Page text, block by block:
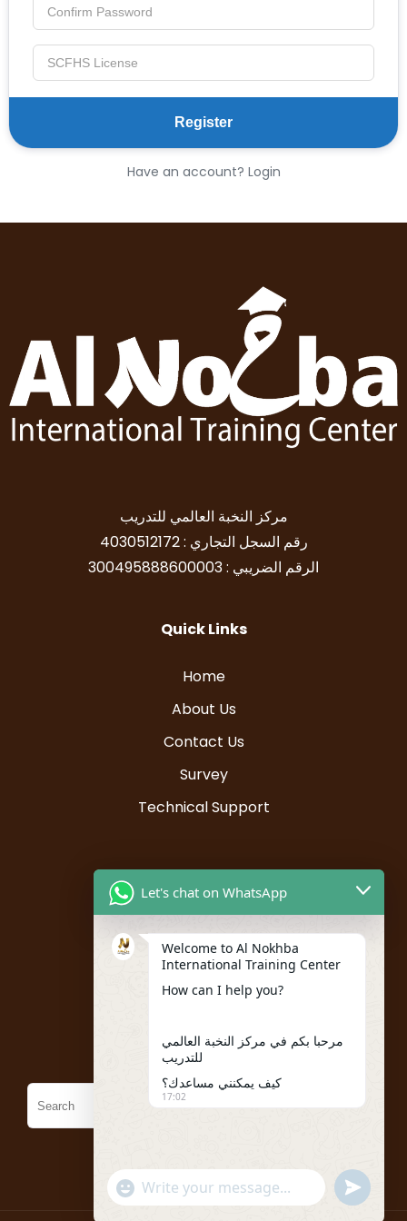
Have an account? Login
مركز النخبة العالمي للتدريب
رقم السجل التجاري : 4030512172
الرقم الضريبي : 300495888600003
Quick Links
Home
About Us
Contact Us
Survey
Technical Support
Resources
Student Registration
My account
Let's chat on WhatsApp
Welcome to Al Nokhba
International Training Center
How can I help you?
مرحبا بكم في مركز النخبة العالمي
للتدريب
كيف يمكنني مساعدك؟
17:02
"+chaty_settings.lang.emoji_picker+"
WhatsApp
undefined